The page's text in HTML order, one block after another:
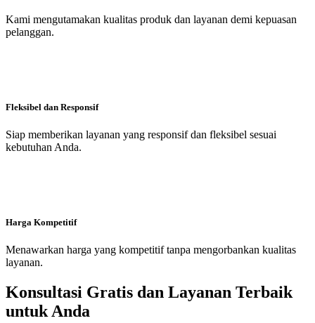
Kami mengutamakan kualitas produk dan layanan demi kepuasan
pelanggan.
Fleksibel dan Responsif
Siap memberikan layanan yang responsif dan fleksibel sesuai
kebutuhan Anda.
Harga Kompetitif
Menawarkan harga yang kompetitif tanpa mengorbankan kualitas
layanan.
Konsultasi Gratis dan Layanan Terbaik
untuk Anda